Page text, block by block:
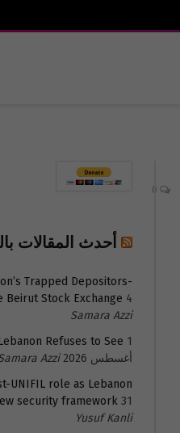
أحدث المقالات
Trapped Depositors-
Beirut Stock Exchange 4 أغسطس 2026
Samara Azzi
Refuses to See 1
أغسطس 2026
Azzi
UNIFIL role as Lebanon
security framework 31 يوليو 2026
Yusuf Kanli